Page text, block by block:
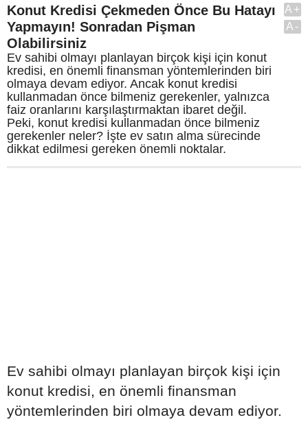
Konut Kredisi Çekmeden Önce Bu Hatayı
Yapmayın! Sonradan Pişman
Olabilirsiniz
Ev sahibi olmayı planlayan birçok kişi için konut
kredisi, en önemli finansman yöntemlerinden biri
olmaya devam ediyor. Ancak konut kredisi
kullanmadan önce bilmeniz gerekenler, yalnızca
faiz oranlarını karşılaştırmaktan ibaret değil.
Peki, konut kredisi kullanmadan önce bilmeniz
gerekenler neler? İşte ev satın alma sürecinde
dikkat edilmesi gereken önemli noktalar.
A+
A-
Ev sahibi olmayı planlayan birçok kişi için
konut kredisi, en önemli finansman
yöntemlerinden biri olmaya devam ediyor.